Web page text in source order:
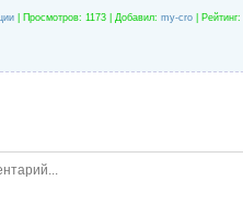
Просмотров: 1173 | Добавил: my-cro Рейтинг: